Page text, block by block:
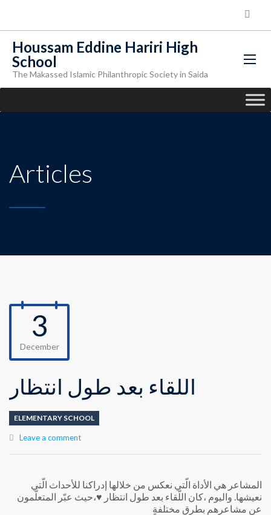
Houssam Eddine Hariri High
School
The Makassed Islamic Philanthropic Society in Saida
Articles
3
December
اللقاء بعد طول انتظار
ELEMENTARY SCHOOL
Leave a comment
‏المشاعر هي الأداة الّتي نعكس من خلالها إدراكنا للأحداث الّتي
نعيشها. واليوم ،كان اللّقاء بعد طول انتظار ♥️،حيث عبّر المتعلّمون
عن مشاعرهم بطرقٍ مختلفةٍ